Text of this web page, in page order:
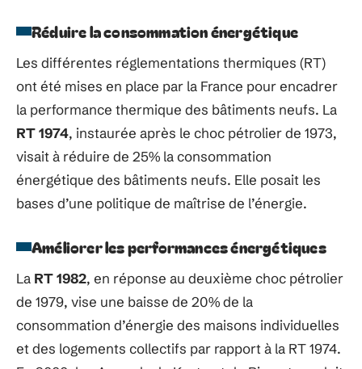
Réduire la consommation énergétique
Les différentes réglementations thermiques (RT)
ont été mises en place par la France pour encadrer
la performance thermique des bâtiments neufs. La
RT 1974, instaurée après le choc pétrolier de 1973,
visait à réduire de 25% la consommation
énergétique des bâtiments neufs. Elle posait les
bases d’une politique de maîtrise de l’énergie.
Améliorer les performances énergétiques
La RT 1982, en réponse au deuxième choc pétrolier
de 1979, vise une baisse de 20% de la
consommation d’énergie des maisons individuelles
et des logements collectifs par rapport à la RT 1974.